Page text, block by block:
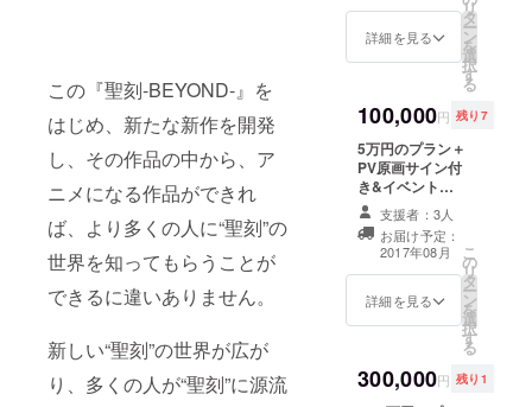
この『聖刻-BEYOND-』を
はじめ、新たな新作を開発
し、その作品の中から、ア
ニメになる作品ができれ
ば、より多くの人に“聖刻”の
世界を知ってもらうことが
できるに違いありません。
新しい“聖刻”の世界が広が
り、多くの人が“聖刻”に源流
pdf送付 ・すめ
らぎ（キャラデ
ターズ直筆サイ
ン入り原画（複
製） ・PVへのク
レジット明記 ・
PV原画（複製）
×3
詳細を見る
リ
タ
ー
ン
を
選
択
す
る
100,000円 残り7
5万円のプラン＋
PV原画サイン付
き&イベントご
招待プラン ・御
礼メール ・本編
映像（MP4 or
AVI予定） ・ポ
ストカード３枚
・クリアファイ
BEYOND-」初稿
らぎ（キャラデ
ザイン）＆中北
支援者：3人
お届け予定：
2017年08月
詳細を見る
こ
の
リ
タ
ー
ン
を
選
択
す
る
300,000円 残り1